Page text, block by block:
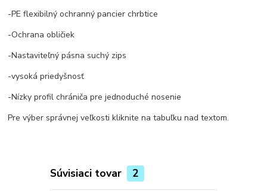
-PE flexibilný ochranný pancier chrbtice
-Ochrana obličiek
-Nastaviteľný pásna suchý zips
-vysoká priedyšnosť
-Nízky profil chrániča pre jednoduché nosenie
Pre výber správnej veľkosti kliknite na tabuľku nad textom.
Súvisiaci tovar 2